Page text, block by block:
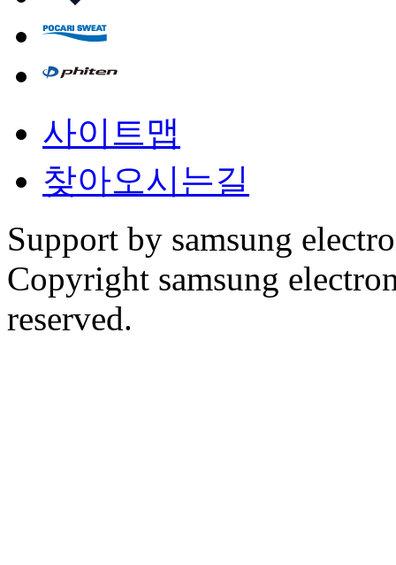
사이트맵
찾아오시는길
Support by samsung
Copyright samsung
reserved.